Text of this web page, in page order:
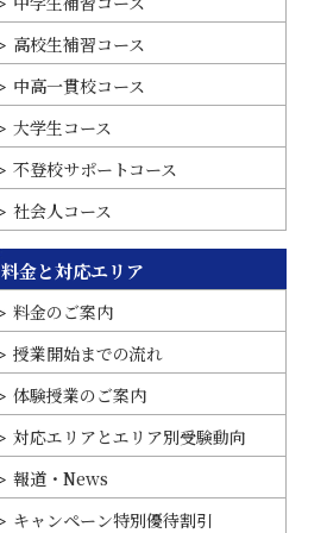
高校生補習コース
中高一貫校コース
大学生コース
不登校サポートコース
社会人コース
料金と対応エリア
料金のご案内
授業開始までの流れ
体験授業のご案内
対応エリアとエリア別受験動向
報道・News
キャンペーン特別優待割引